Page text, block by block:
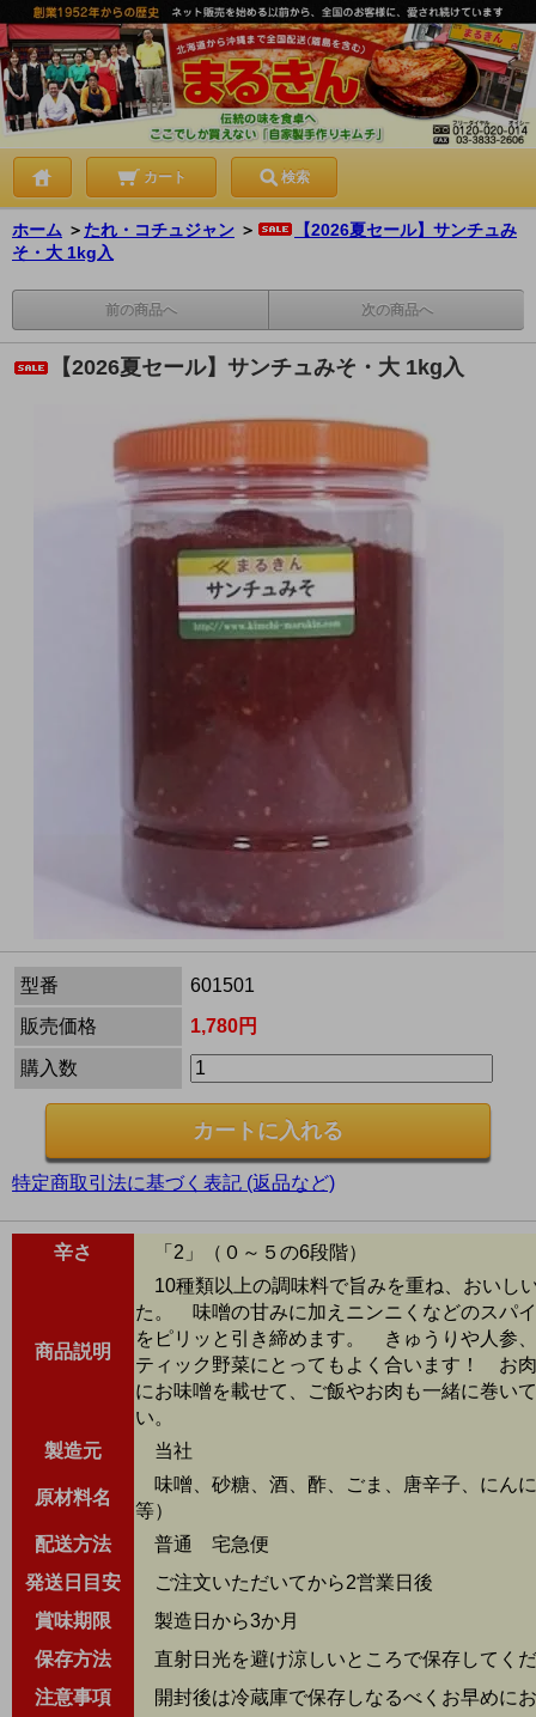
カート 検索
ホーム ＞ たれ・コチュジャン ＞
【2026夏セール】サンチュみ
そ・大 1kg入
前の商品へ 次の商品へ
【2026夏セール】サンチュみそ・大 1kg入
型番
601501
販売価格
1,780円
購入数
特定商取引法に基づく表記 (返品など)
辛さ 「2」（０～５の6段階）
商品説明
10種類以上の調味料で旨みを重ね、おいし
た。 味噌の甘みに加えニンニくなどのスパ
をピリッと引き締めます。 きゅうりや人参
ティック野菜にとってもよく合います！ お
にお味噌を載せて、ご飯やお肉も一緒に巻い
い。
製造元
当社
原材料名
味噌、砂糖、酒、酢、ごま、唐辛子、にん
等）
配送方法
普通 宅急便
発送日目安
ご注文いただいてから2営業日後
賞味期限
製造日から3か月
保存方法
直射日光を避け涼しいところで保存してく
注意事項
開封後は冷蔵庫で保存しなるべくお早めに